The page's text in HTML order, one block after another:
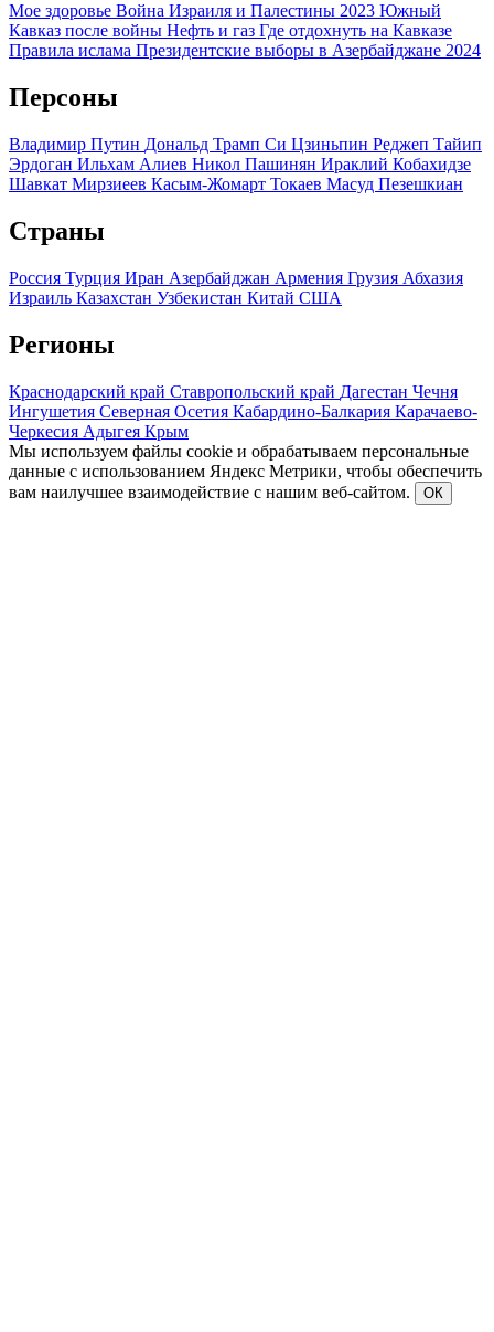
Мое здоровье Война Израиля и Палестины 2023 Южный
Кавказ после войны Нефть и газ Где отдохнуть на Кавказе
Правила ислама Президентские выборы в Азербайджане 2024
Персоны
Владимир Путин Дональд Трамп Си Цзиньпин Реджеп Тайип
Эрдоган Ильхам Алиев Никол Пашинян Ираклий Кобахидзе
Шавкат Мирзиеев Касым-Жомарт Токаев Масуд Пезешкиан
Страны
Россия Турция Иран Азербайджан Армения Грузия Абхазия
Израиль Казахстан Узбекистан Китай США
Регионы
Краснодарский край Ставропольский край Дагестан Чечня
Ингушетия Северная Осетия Кабардино-Балкария Карачаево-
Черкесия Адыгея Крым
Мы используем файлы cookie и обрабатываем персональные
данные с использованием Яндекс Метрики, чтобы обеспечить
вам наилучшее взаимодействие с нашим веб-сайтом.
ОК